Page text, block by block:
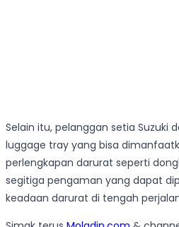
Selain itu, pelanggan setia Suzuki
luggage tray yang bisa
perlengkapan darurat seperti
segitiga pengaman yang dapat
keadaan darurat di tengah